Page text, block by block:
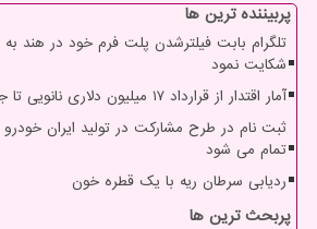
پربیننده ترین ها
تلگرام بابت فیلترشدن پلت فرم خود در هند به
شکایت نمود
آمار اقتدار از قرارداد ۱۷ میلیون دلاری نانویی تا جایگاه چهارمی دنیا
تمام می شود
ردیابی سرطان ریه با یک قطره خون
پربحث ترین ها